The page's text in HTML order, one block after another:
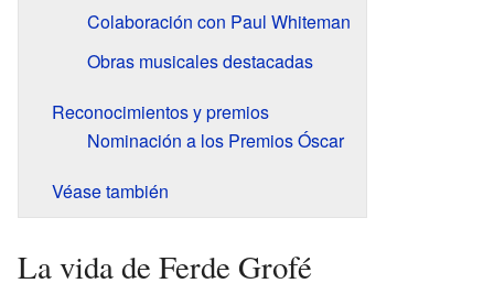
Colaboración con Paul Whiteman
Obras musicales destacadas
Reconocimientos y premios
Nominación a los Premios Óscar
Véase también
La vida de Ferde Grofé